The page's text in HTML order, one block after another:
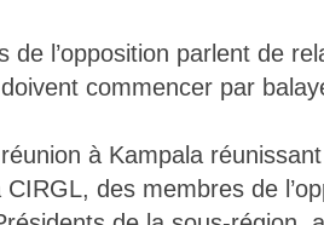
de l’opposition parlent de
commencer par
à Kampala
des membres de